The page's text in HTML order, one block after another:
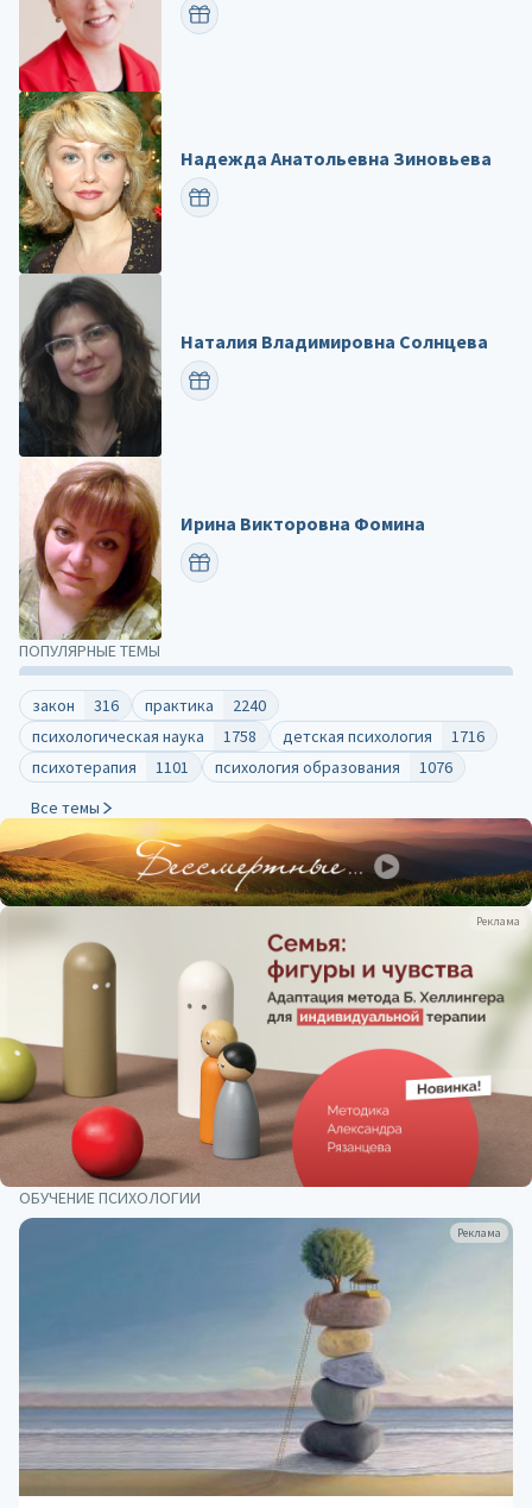
Реклама
ПОПУЛЯРНЫЕ ТЕМЫ
закон 316 практика
2240
психологическая наука
1758 детская психология
1716
психотерапия
1101 психология образования
1076
Все темы
ПОЗДРАВИТЬ
Надежда Анатольевна Зиновьева
ПОЗДРАВИТЬ
Наталия Владимировна Солнцева
ПОЗДРАВИТЬ
Ирина Викторовна Фомина
ПОЗДРАВИТЬ
ОБУЧЕНИЕ ПСИХОЛОГИИ
Реклама